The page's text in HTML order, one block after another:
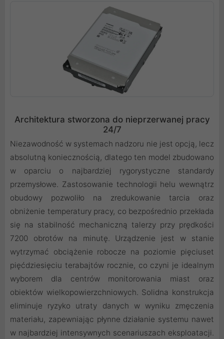
Architektura stworzona do nieprzerwanej pracy
24/7
Niezawodność w systemach nadzoru nie jest opcją, lecz
absolutną koniecznością, dlatego ten model zbudowano
w oparciu o najbardziej rygorystyczne standardy
przemysłowe. Zastosowanie technologii helu wewnątrz
obudowy pozwoliło na zredukowanie tarcia oraz
obniżenie temperatury pracy, co bezpośrednio przekłada
się na stabilność mechaniczną talerzy przy prędkości
7200 obrotów na minutę. Urządzenie jest w stanie
wytrzymać obciążenie robocze na poziomie pięciuset
pięćdziesięciu terabajtów rocznie, co czyni je idealnym
wyborem dla centrów monitorowania miast oraz
obiektów wielkopowierzchniowych. Solidna konstrukcja
eliminuje ryzyko utraty danych w wyniku zmęczenia
materiału, zapewniając płynne działanie systemu nawet
w najbardziej intensywnych scenariuszach eksploatacji.